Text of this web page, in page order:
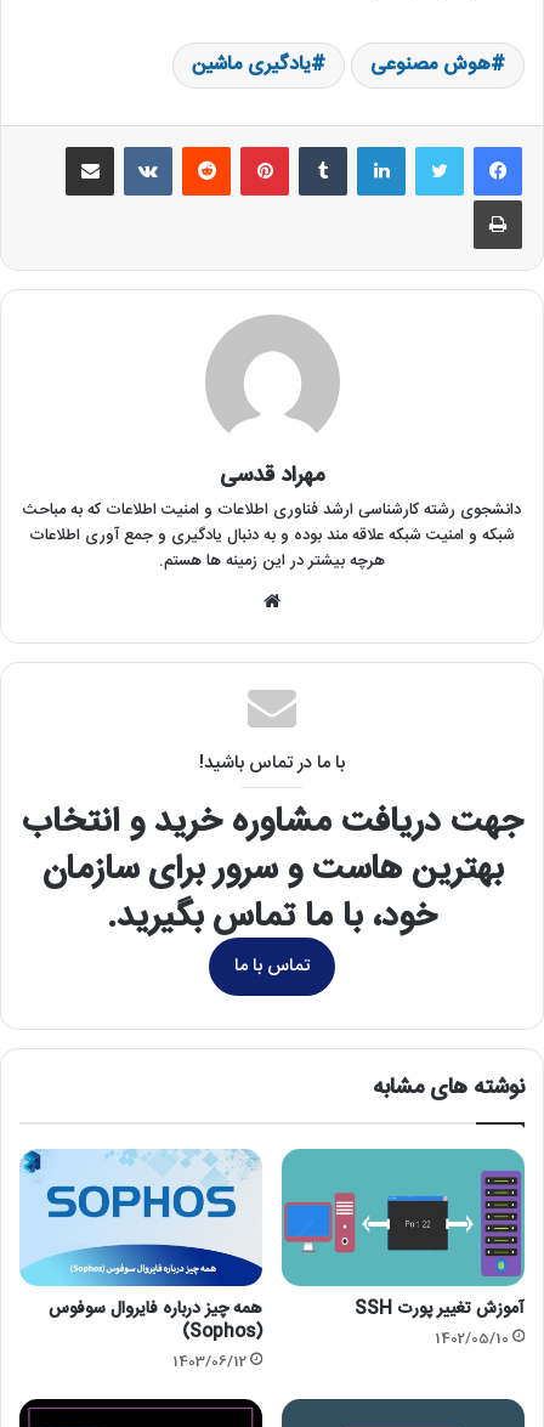
هوش مصنوعی یادگیری ماشین
لینکدین ‫تامبلر ‫پین‌ترست‫رددیت ‫VKontakteاشتراک گذاری از طریق ایمیل
چاپ
مهراد قدسی
دانشجوی رشته کارشناسی ارشد فناوری اطلاعات و امنیت اطلاعات که به مباحث
شبکه و امنیت شبکه علاقه مند بوده و به دنبال یادگیری و جمع آوری اطلاعات
هرچه بیشتر در این زمینه ها هستم.
با ما در تماس باشید!
جهت دریافت مشاوره خرید و انتخاب
بهترین هاست و سرور برای سازمان
خود، با ما تماس بگیرید.
تماس با ما
نوشته های مشابه
آموزش تغییر پورت SSH
1402/05/10
همه چیز درباره فایروال سوفوس
(Sophos)
1403/06/12